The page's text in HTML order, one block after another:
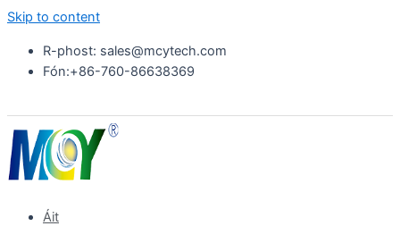
Skip to content
R-phost: sales@mcytech.com
Fón:+86-760-86638369
Áit